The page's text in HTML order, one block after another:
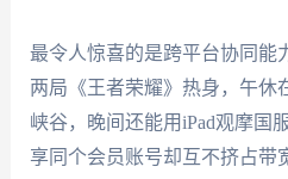
最令人惊喜的是跨平台协同能
两局《王者荣耀》热身，午休
峡谷，晚间还能用iPad观摩
享同个会员账号却互不挤占带